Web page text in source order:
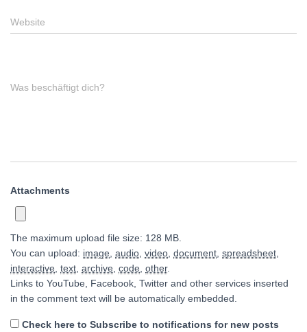
Website
Was beschäftigt dich?
Attachments
The maximum upload file size: 128 MB.
You can upload: image audio video document spreadsheet
interactive text archive code other.
Links to YouTube, Facebook, Twitter and other services inserted
in the comment text will be automatically embedded.
Check here to Subscribe to notifications for new posts